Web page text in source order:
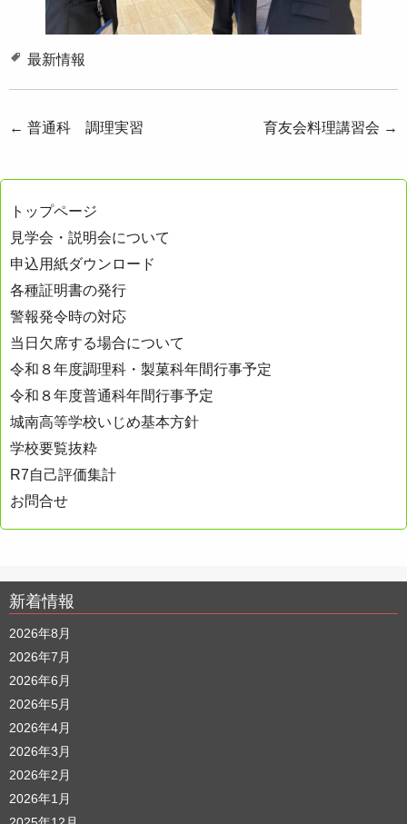
最新情報
投
ビ
ゲ
ー
シ
ョ
ン
← 普通科 調理実習 育友会料理講習会 →
トップページ
見学会・説明会について
申込用紙ダウンロード
各種証明書の発行
警報発令時の対応
当日欠席する場合について
令和８年度調理科・製菓科年間行事予定
令和８年度普通科年間行事予定
城南高等学校いじめ基本方針
学校要覧抜粋
R7自己評価集計
お問合せ
新着情報
2026年8月
2026年7月
2026年6月
2026年5月
2026年4月
2026年3月
2026年2月
2026年1月